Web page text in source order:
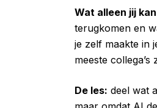
Wat alleen jij
terugkomen en
je zelf maakte in
meeste
De les: deel wat